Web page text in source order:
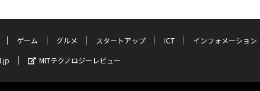
ゲーム グルメ スタートアップ ICT
インフォメーション
MITテクノロジーレビュー